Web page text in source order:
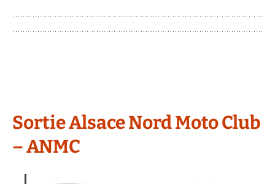
Sortie Alsace Nord Moto Club
– ANMC